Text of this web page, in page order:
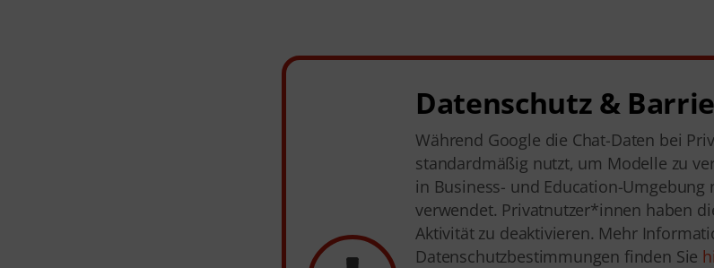
Datenschutz &
Während Google die Chat-Daten bei
standardmäßig nutzt, um Modelle zu
in Business- und Education-Umgebung
verwendet. Privatnutzer*innen haben
Aktivität zu deaktivieren. Mehr
Datenschutzbestimmungen finden Sie